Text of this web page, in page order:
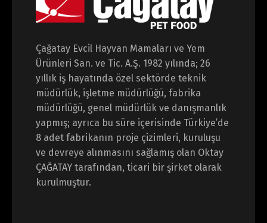
Çağatay Evcil Hayvan Mamaları ve Yem
Ürünleri San. ve Tic. A.Ş. 1982 yılında; 26
yıllık iş hayatında özel sektörde teknik
müdürlük, işletme müdürlüğü, fabrika
müdürlüğü, genel müdürlük ve danışmanlık
yapmış; ayrıca bu süre içerisinde Türkiye’de
8 adet fabrikanın proje çizimleri, kuruluşu
ve devreye alınmasını sağlamış olan Oktay
ÇAĞATAY tarafından, ticari bir şirket olarak
kurulmuştur.